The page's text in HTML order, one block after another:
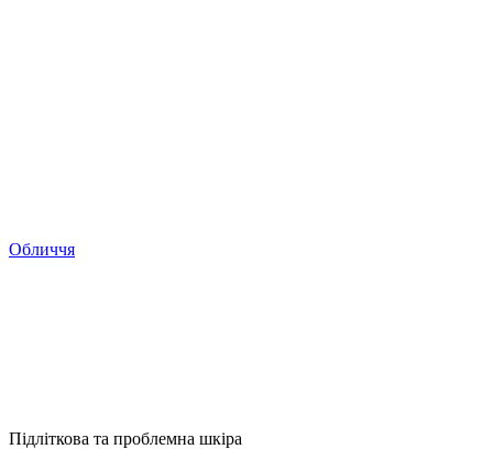
Обличчя
Підліткова та проблемна шкіра